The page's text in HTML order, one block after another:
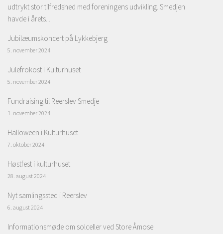
udtrykt stor tilfredshed med foreningens udvikling. Smedjen
havde i årets...
Jubilæumskoncert på Lykkebjerg
5. november 2024
Julefrokost i Kulturhuset
5. november 2024
Fundraising til Reerslev Smedje
1. november 2024
Halloween i Kulturhuset
7. oktober 2024
Høstfest i kulturhuset
28. august 2024
Nyt samlingssted i Reerslev
6. august 2024
Informationsmøde om solceller ved Store Åmose